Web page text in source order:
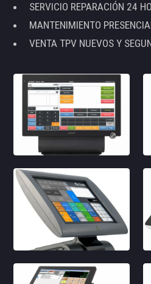
SERVICIO REPARACIÓN 24
MANTENIMIENTO
VENTA TPV NUEVOS Y